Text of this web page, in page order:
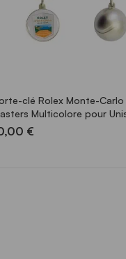
clé Rolex Monte-Carlo
Multicolore pour
€